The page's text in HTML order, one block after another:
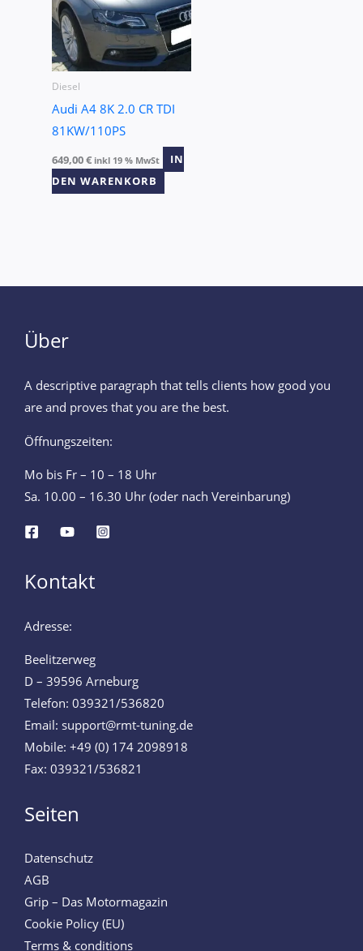
Diesel
Audi A4 8K 2.0 CR TDI
81KW/110PS
649,00€ inkl 19 % MwSt
IN
DEN WARENKORB
Über
A descriptive paragraph that tells clients how good you
are and proves that you are the best.
Öffnungszeiten:
Mo bis Fr – 10 – 18 Uhr
Sa. 10.00 – 16.30 Uhr (oder nach Vereinbarung)
Kontakt
Adresse:
Beelitzerweg
D – 39596 Arneburg
Telefon: 039321/536820
Email: support@rmt-tuning.de
Mobile: +49 (0) 174 2098918
Fax: 039321/536821
Seiten
Datenschutz
AGB
Grip – Das Motormagazin
Cookie Policy (EU)
Terms & conditions